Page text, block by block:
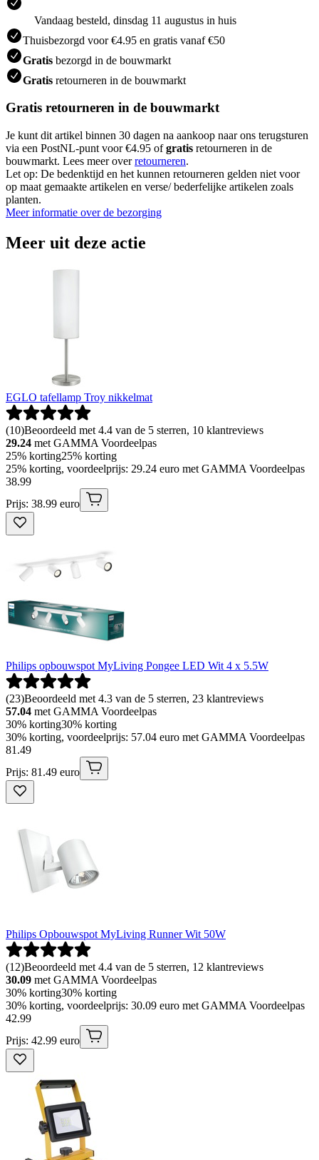
Vandaag besteld, dinsdag 11 augustus in huis
Thuisbezorgd voor €4.95 en gratis vanaf €50
Gratis bezorgd in de bouwmarkt
Gratis retourneren in de bouwmarkt
Gratis retourneren in de bouwmarkt
Je kunt dit artikel binnen 30 dagen na aankoop naar ons terugsturen
via een PostNL-punt voor €4.95 ofgratis retourneren in de
bouwmarkt. Lees meer overretourneren.
Let op: De bedenktijd en het kunnen retourneren gelden niet voor
op maat gemaakte artikelen en verse/ bederfelijke artikelen zoals
planten.
Meer informatie over de bezorging
Meer uit deze actie
EGLO tafellamp Troy nikkelmat
(10)Beoordeeld met 4.4 van de 5 sterren, 10 klantreviews
29.24 met GAMMA Voordeelpas
25% korting25% korting
25% korting, voordeelprijs: 29.24 euro met GAMMA Voordeelpas
38.99
Prijs: 38.99 euro
Philips opbouwspot MyLiving Pongee LED Wit 4 x 5.5W
(23)Beoordeeld met 4.3 van de 5 sterren, 23 klantreviews
57.04 met GAMMA Voordeelpas
30% korting30% korting
30% korting, voordeelprijs: 57.04 euro met GAMMA Voordeelpas
81 .49
Prijs: 81.49 euro
Philips Opbouwspot MyLiving Runner Wit 50W
(12)Beoordeeld met 4.4 van de 5 sterren, 12 klantreviews
30.09 met GAMMA Voordeelpas
30% korting30% korting
30% korting, voordeelprijs: 30.09 euro met GAMMA Voordeelpas
42.99
Prijs: 42.99 euro